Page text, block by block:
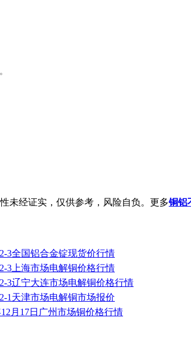
未经证实，仅供参考，风险自负。更多铜铝
3全国铝合金锭现货价行情
3上海市场电解铜价格行情
3辽宁大连市场电解铜价格行情
1天津市场电解铜市场报价
12月17日广州市场铜价格行情